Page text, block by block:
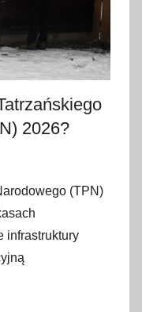
2026?
(TPN)
infrastruktury